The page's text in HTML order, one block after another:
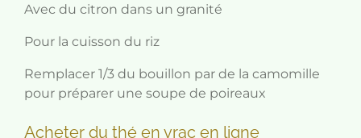
Avec du citron dans un granité
Pour la cuisson du riz
Remplacer 1/3 du bouillon par de la camomille
pour préparer une soupe de poireaux
Acheter du thé en vrac en ligne